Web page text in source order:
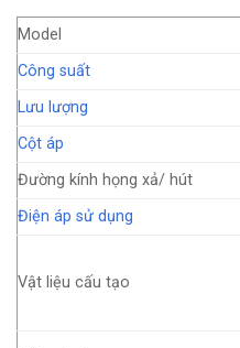
Model
Công suất
Lưu lượng
Cột áp
Đường kính họng xả/ hút
Điện áp sử dụng
Vật liệu cấu tạo